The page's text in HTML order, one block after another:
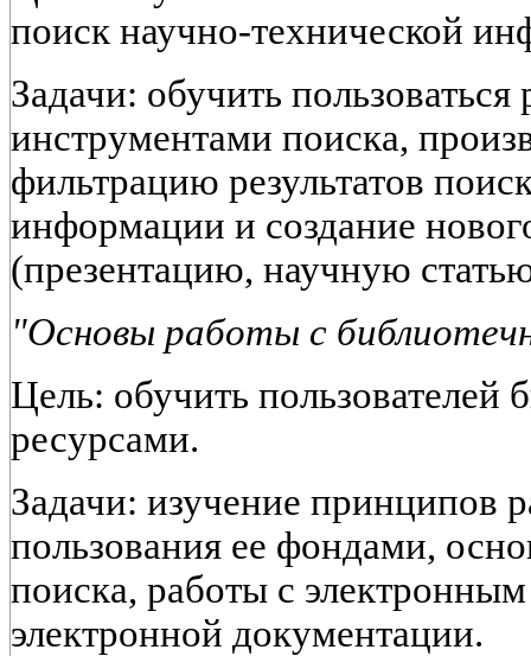
поиск научно-технической
Задачи: обучить
инструментами поиска,
фильтрацию результатов
информации и создание
(презентацию, научную
"Основы работы с
Цель: обучить пользователей
ресурсами.
Задачи: изучение принципов
пользования ее фондами,
поиска, работы с
электронной документации.